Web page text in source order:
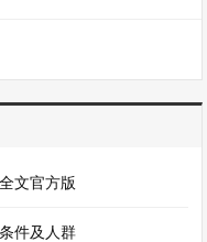
文官方版
件及人群